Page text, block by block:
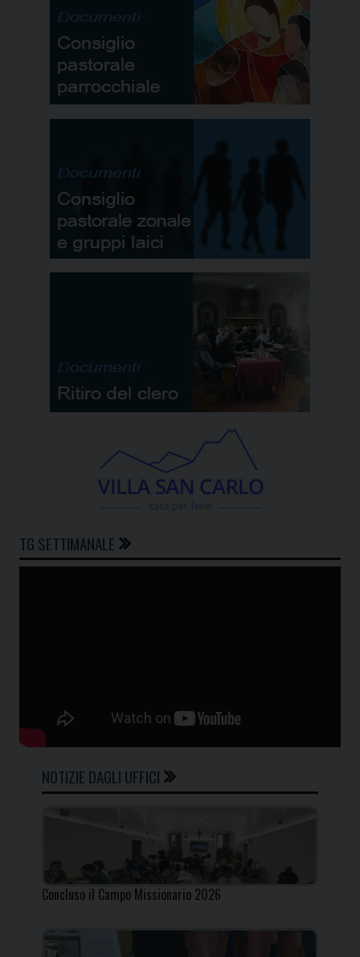
TG SETTIMANALE
NOTIZIE DAGLI UFFICI
Concluso il Campo Missionario 2026